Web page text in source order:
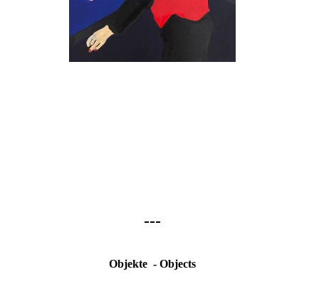
---
Objekte - Objects